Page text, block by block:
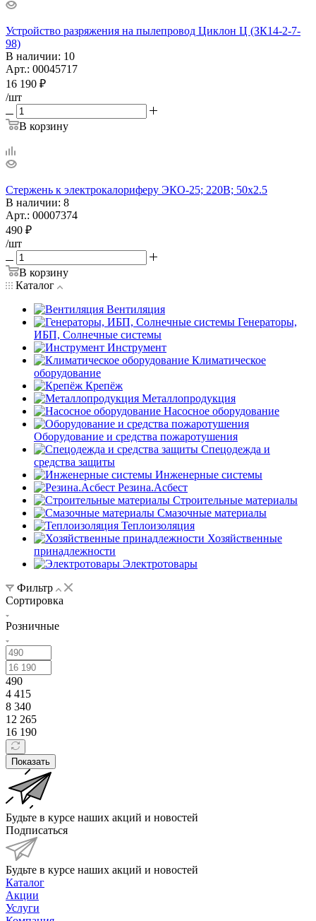
Устройство разряжения на пылепровод Циклон Ц (ЗК14-2-7-
98)
В наличии: 10
Арт.: 00045717
16 190 ₽
/шт
В корзину
Стержень к электрокалориферу ЭКО-25; 220В; 50х2.5
В наличии: 8
Арт.: 00007374
490 ₽
/шт
В корзину
Каталог
Вентиляция
Генераторы,
ИБП, Солнечные системы
Инструмент
Климатическое
оборудование
Крепёж
Металлопродукция
Насосное оборудование
Оборудование и средства пожаротушения
Спецодежда и
средства защиты
Инженерные системы
Резина.Асбест
Строительные материалы
Смазочные материалы
Теплоизоляция
Хозяйственные
принадлежности
Электротовары
Фильтр
Сортировка
Розничные
490
4 415
8 340
12 265
16 190
Показать
Будьте в курсе наших акций и новостей
Подписаться
Будьте в курсе наших акций и новостей
Каталог
Акции
Услуги